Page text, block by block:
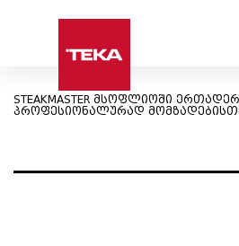
STEAKMASTER მსოფლიოში
პროფესიონალურად